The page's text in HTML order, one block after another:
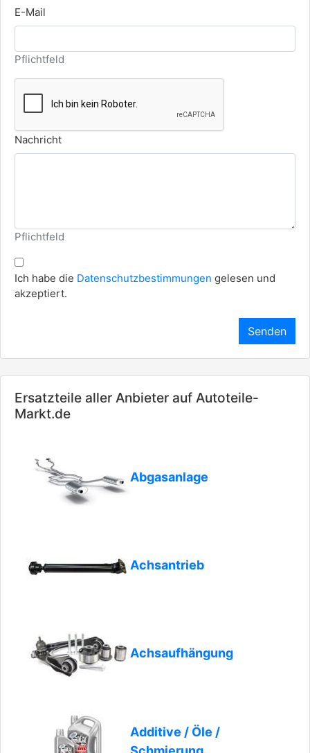
E-Mail
Pflichtfeld
Nachricht
Pflichtfeld
Ich habe die Datenschutzbestimmungen gelesen und
akzeptiert.
Senden
Ersatzteile aller Anbieter auf Autoteile-
Markt.de
Abgasanlage
Achsantrieb
Achsaufhängung
Additive / Öle /